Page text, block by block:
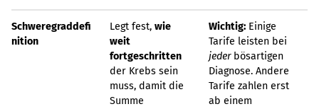
Schweregraddefi
nition
Legt fest, wie
weit
fortgeschritten
der Krebs sein
muss, damit die
Summe
Wichtig: Einige
Tarife leisten bei
jederbösartigen
Diagnose. Andere
Tarife zahlen erst
ab einem